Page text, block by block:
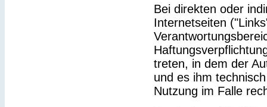
Bei direkten oder
Internetseiten
treten, in dem der
und es ihm
Nutzung im Falle